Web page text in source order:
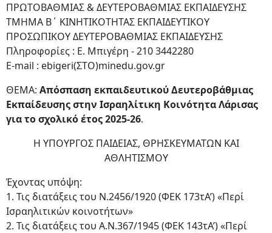
ΠΡΩΤΟΒΑΘΜΙΑΣ & ΔΕΥΤΕΡΟΒΑΘΜΙΑΣ ΕΚΠΑΙΔΕΥΣΗΣ
ΤΜΗΜΑ Β΄ ΚΙΝΗΤΙΚΟΤΗΤΑΣ ΕΚΠΑΙΔΕΥΤΙΚΟΥ
ΠΡΟΣΩΠΙΚΟΥ ΔΕΥΤΕΡΟΒΑΘΜΙΑΣ ΕΚΠΑΙΔΕΥΣΗΣ
Πληροφορίες : Ε. Μπιγέρη - 210 3442280
E-mail : ebigeri(ΣΤΟ)minedu.gov.gr
ΘΕΜΑ: Απόσπαση εκπαιδευτικού Δευτεροβάθμιας
Εκπαίδευσης στην Ισραηλίτικη Κοινότητα Λάρισας
για το σχολικό έτος 2025-26.
H ΥΠΟΥΡΓΟΣ ΠΑΙΔΕΙΑΣ, ΘΡΗΣΚΕΥΜΑΤΩΝ ΚΑΙ
ΑΘΛΗΤΙΣΜΟΥ
Έχοντας υπόψη:
1. Τις διατάξεις του Ν.2456/1920 (ΦΕΚ 173τΑ’) «Περί
Ισραηλιτικών κοινοτήτων»
2. Τις διατάξεις του Α.Ν.367/1945 (ΦΕΚ 143τΑ’) «Περί